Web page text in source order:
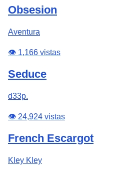
Obsesion
Aventura
👁️ 1,166 vistas
Seduce
d33p.
👁️ 24,924 vistas
French Escargot
Kley Kley